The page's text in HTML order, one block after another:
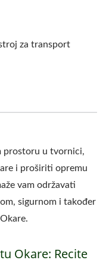
za transport
prostoru u tvornici,
i proširiti opremu
vam održavati
sigurnom i također
Okare: Recite